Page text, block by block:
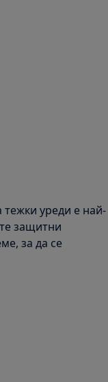
уреди е най-
защитни
за да се